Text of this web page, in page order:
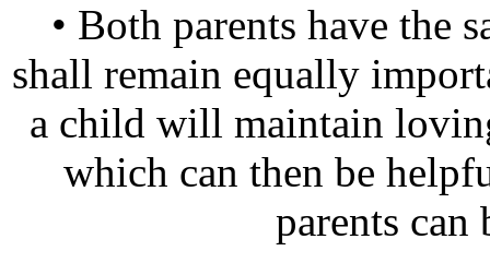
• Both parents have the
shall remain equally
a child will maintain
which can then be
parents can